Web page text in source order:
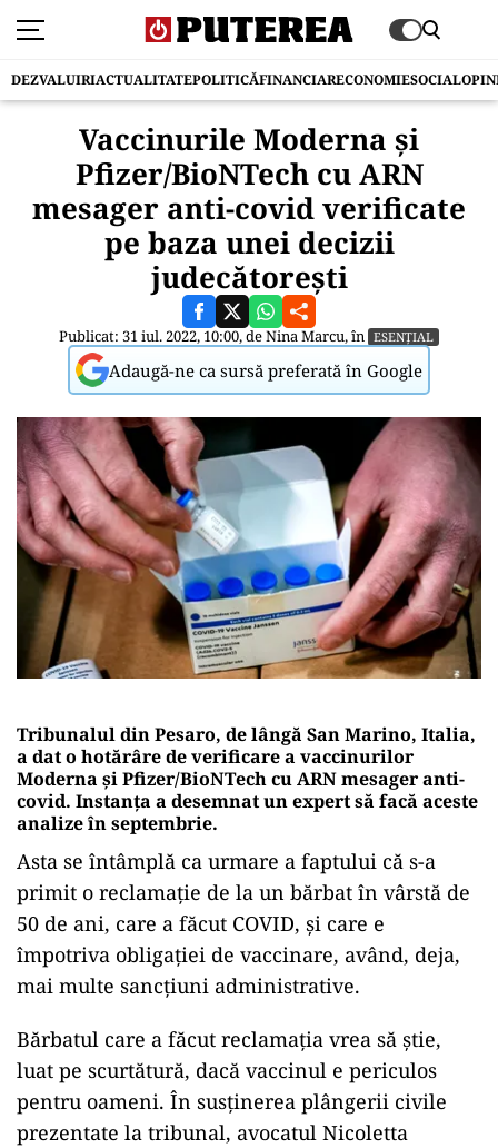
DEZVALUIRIACTUALITATEPOLITICĂFINANCIARECONOMIESOCIAL
Vaccinurile Moderna și
Pfizer/BioNTech cu ARN
mesager anti-covid verificate
pe baza unei decizii
judecătorești
Publicat: 31 iul. 2022, 10:00, deNina Marcu, în ESENȚIAL
Adaugă-ne ca sursă preferată în Google
Tribunalul din Pesaro, de lângă San Marino, Italia,
a dat o hotărâre de verificare a vaccinurilor
Moderna și Pfizer/BioNTech cu ARN mesager anti-
covid. Instanța a desemnat un expert să facă aceste
analize în septembrie.
Asta se întâmplă ca urmare a faptului că s-a
primit o reclamație de la un bărbat în vârstă de
50 de ani, care a făcut COVID, și care e
împotriva obligației de vaccinare, având, deja,
mai multe sancțiuni administrative.
Bărbatul care a făcut reclamația vrea să știe,
luat pe scurtătură, dacă vaccinul e periculos
pentru oameni. În susținerea plângerii civile
prezentate la tribunal, avocatul Nicoletta